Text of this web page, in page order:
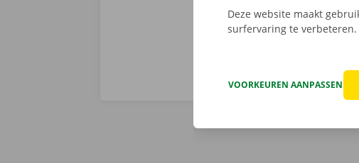
Deze website maakt
surfervaring te verbeteren.
VOORKEUREN AANPASSEN